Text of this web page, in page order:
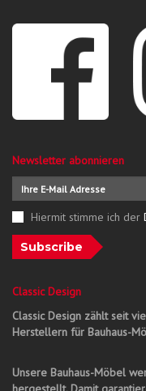
Newsletter abonnieren
Hiermit stimme ich der
Subscribe
Classic Design
Classic Design zählt seit
Herstellern für Bauhaus-
Unsere Bauhaus-Möbel